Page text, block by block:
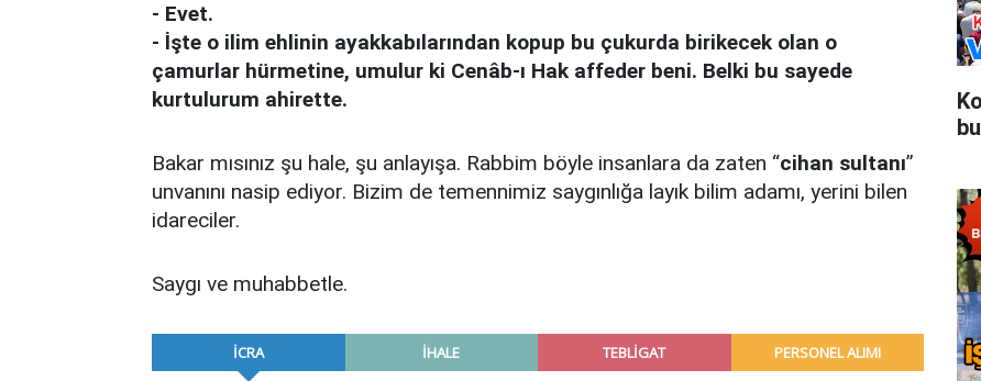
- Evet.
- İşte o ilim ehlinin ayakkabılarından kopup bu çukurda birikecek olan o
çamurlar hürmetine, umulur ki Cenâb-ı Hak affeder beni. Belki bu sayede
kurtulurum ahirette.
Bakar mısınız şu hale, şu anlayışa. Rabbim böyle insanlara da zaten “cihan sultanı”
unvanını nasip ediyor. Bizim de temennimiz saygınlığa layık bilim adamı, yerini bilen
idareciler.
Saygı ve muhabbetle.